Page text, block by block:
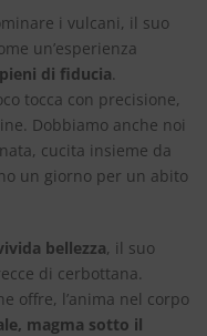
i vulcani, il suo
un’esperienza
di fiducia.
tocca con precisione,
Dobbiamo anche noi
cucita insieme da
un giorno per un abito
bellezza, il suo
di cerbottana.
offre, l’anima nel corpo
magma sotto il